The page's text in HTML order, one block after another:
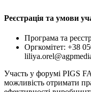
Реєстрація та умови
Програма та
Оргкомітет: +38
Участь у форумі PIGS
можливість отримати